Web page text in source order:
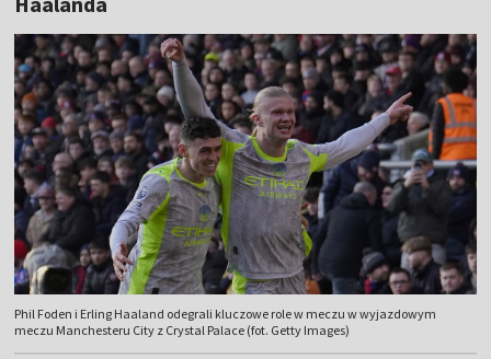
Phil Foden i Erling Haaland odegrali kluczowe role w meczu w wyjazdowym
meczu Manchesteru City z Crystal Palace (fot. Getty Images)